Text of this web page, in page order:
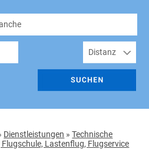
Dienstleistungen »Technische
Lastenflug, Flugservice